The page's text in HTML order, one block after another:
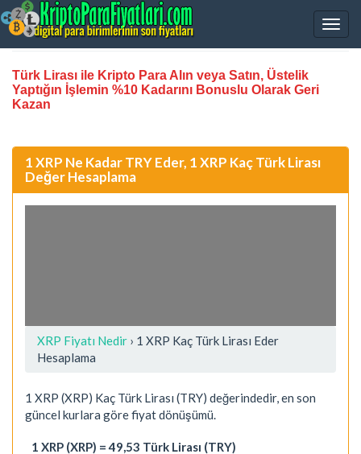
Türk Lirası ile Kripto Para Alın veya Satın, Üstelik
Yaptığın İşlemin %10 Kadarını Bonuslu Olarak Geri
Kazan
1 XRP Ne Kadar TRY Eder, 1 XRP Kaç Türk Lirası
Değer Hesaplama
XRP Fiyatı Nedir › 1 XRP Kaç Türk Lirası Eder
Hesaplama
1 XRP (XRP) Kaç Türk Lirası (TRY) değerindedir, en son
güncel kurlara göre fiyat dönüşümü.
1 XRP (XRP) = 49,53 Türk Lirası (TRY)